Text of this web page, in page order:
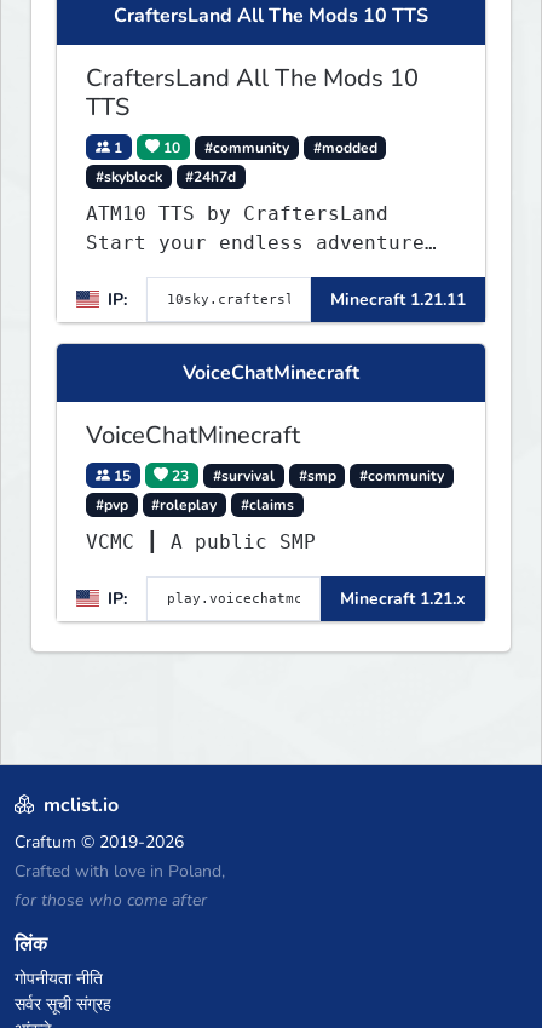
CraftersLand All The Mods 10 TTS
CraftersLand All The Mods 10
TTS
1 10 #community
#modded
#skyblock
#24h7d
ATM10 TTS by CraftersLand
Start your endless adventure
now! v2.0.2
IP:
Minecraft 1.21.11
VoiceChatMinecraft
VoiceChatMinecraft
15 23 #survival #smp
#community
#pvp
#roleplay #claims
VCMC ┃ A public SMP
IP: Minecraft 1.21.x
mclist.io
Craftum © 2019-2026
Crafted with love in Poland,
for those who come after
लिंक
गोपनीयता नीति
सर्वर सूची संग्रह